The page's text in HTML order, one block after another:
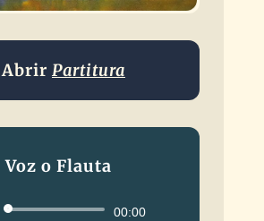
Abrir Partitura
Voz o Flauta
Reproductor00:00